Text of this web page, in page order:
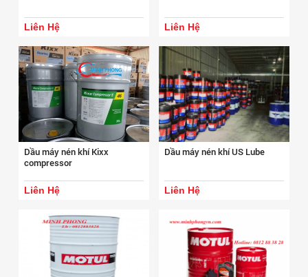
Liên Hệ Liên Hệ
Dầu máy nén khí Kixx
compressor
Liên Hệ
Dầu máy nén khí US Lube
Liên Hệ